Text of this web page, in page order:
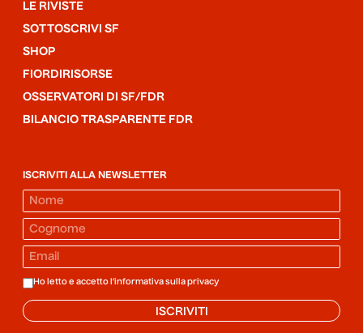
LE RIVISTE
SOTTOSCRIVI SF
SHOP
FIORDIRISORSE
OSSERVATORI DI SF/FDR
BILANCIO TRASPARENTE FDR
ISCRIVITI ALLA NEWSLETTER
Ho letto e accetto l'informativa sulla privacy
ISCRIVITI